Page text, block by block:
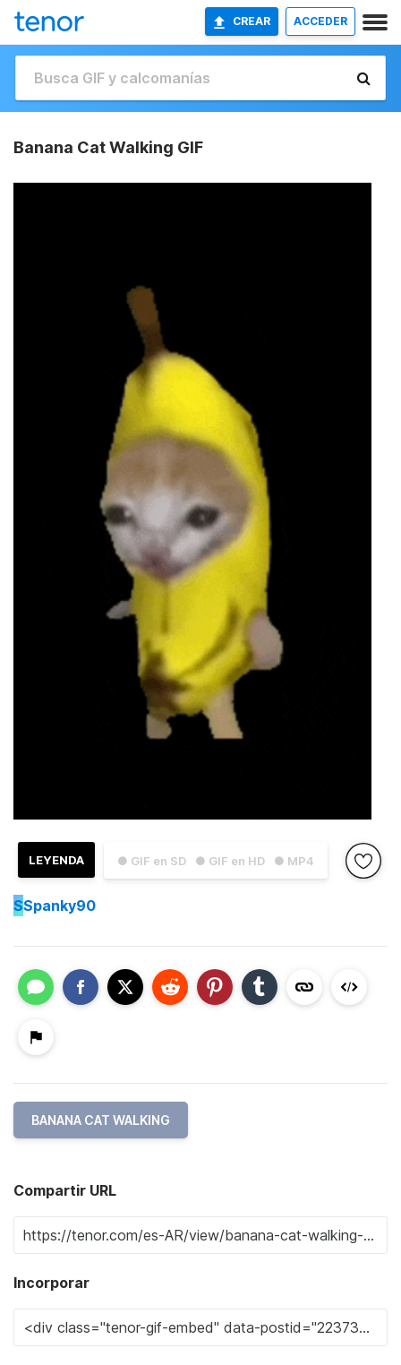
CREAR ACCEDER
Banana Cat Walking GIF
● GIF en SD ● GIF en HD ● MP4
LEYENDA
SSpanky90
BANANA CAT WALKING
Compartir URL
Incorporar